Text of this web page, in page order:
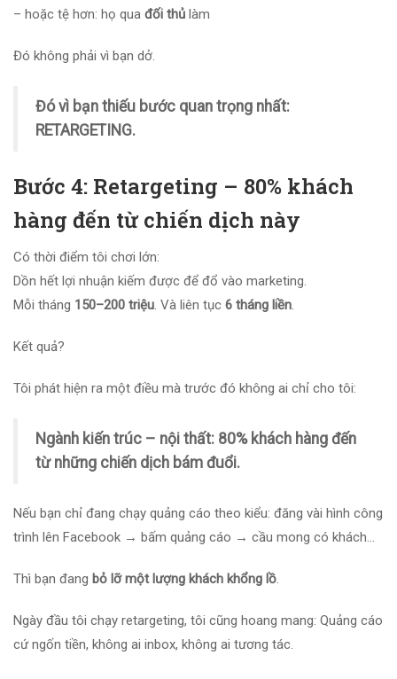
– hoặc tệ hơn: họ qua đối thủ làm
Đó không phải vì bạn dở.
Đó vì bạn thiếu bước quan trọng nhất:
RETARGETING.
Bước 4: Retargeting – 80% khách
hàng đến từ chiến dịch này
Có thời điểm tôi chơi lớn:
Dồn hết lợi nhuận kiếm được để đổ vào marketing.
Mỗi tháng 150–200 triệu. Và liên tục 6 tháng liền.
Kết quả?
Tôi phát hiện ra một điều mà trước đó không ai chỉ cho tôi:
Ngành kiến trúc – nội thất: 80% khách hàng đến
từ những chiến dịch bám đuổi.
Nếu bạn chỉ đang chạy quảng cáo theo kiểu: đăng vài hình công
trình lên Facebook → bấm quảng cáo → cầu mong có khách…
Thì bạn đang bỏ lỡ một lượng khách khổng lồ.
Ngày đầu tôi chạy retargeting, tôi cũng hoang mang: Quảng cáo
cứ ngốn tiền, không ai inbox, không ai tương tác.